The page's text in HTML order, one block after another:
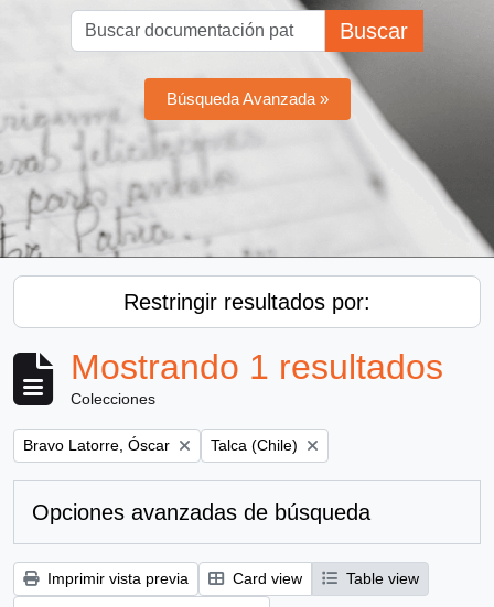
Buscar
Búsqueda Avanzada »
Restringir resultados por:
Mostrando 1 resultados
Colecciones
Remove filter:
Bravo Latorre, Óscar Remove filter:
Talca (Chile)
Opciones avanzadas de búsqueda
Imprimir vista previa Card view
Table view